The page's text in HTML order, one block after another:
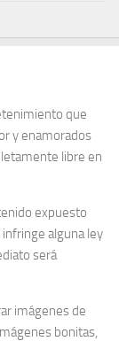
que
y enamorados
libre en
expuesto
alguna ley
será
imágenes de
bonitas,